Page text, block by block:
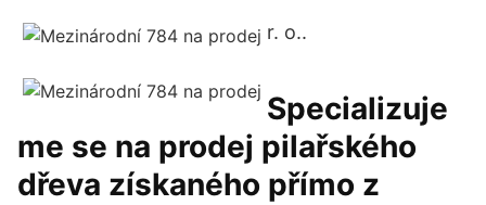
r. o..
Specializuje
me se na prodej pilařského
dřeva získaného přímo z